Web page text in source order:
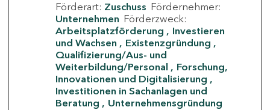
Förderart: Zuschuss Fördernehmer:
Unternehmen Förderzweck:
Arbeitsplatzförderung
Investieren
und Wachsen
Existenzgründung
Qualifizierung/Aus- und
Weiterbildung/Personal
Forschung,
Innovationen und Digitalisierung
Investitionen in Sachanlagen und
Beratung
Unternehmensgründung